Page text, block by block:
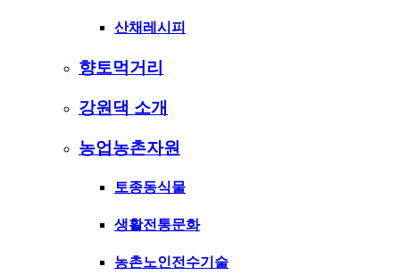
산채레시피
향토먹거리
강원댁 소개
농업농촌자원
토종동식물
생활전통문화
농촌노인전수기술